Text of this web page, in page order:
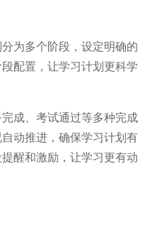
为多个阶段，设定明确的
配置，让学习计划更科学
成、考试通过等多种完成
动推进，确保学习计划有
醒和激励，让学习更有动